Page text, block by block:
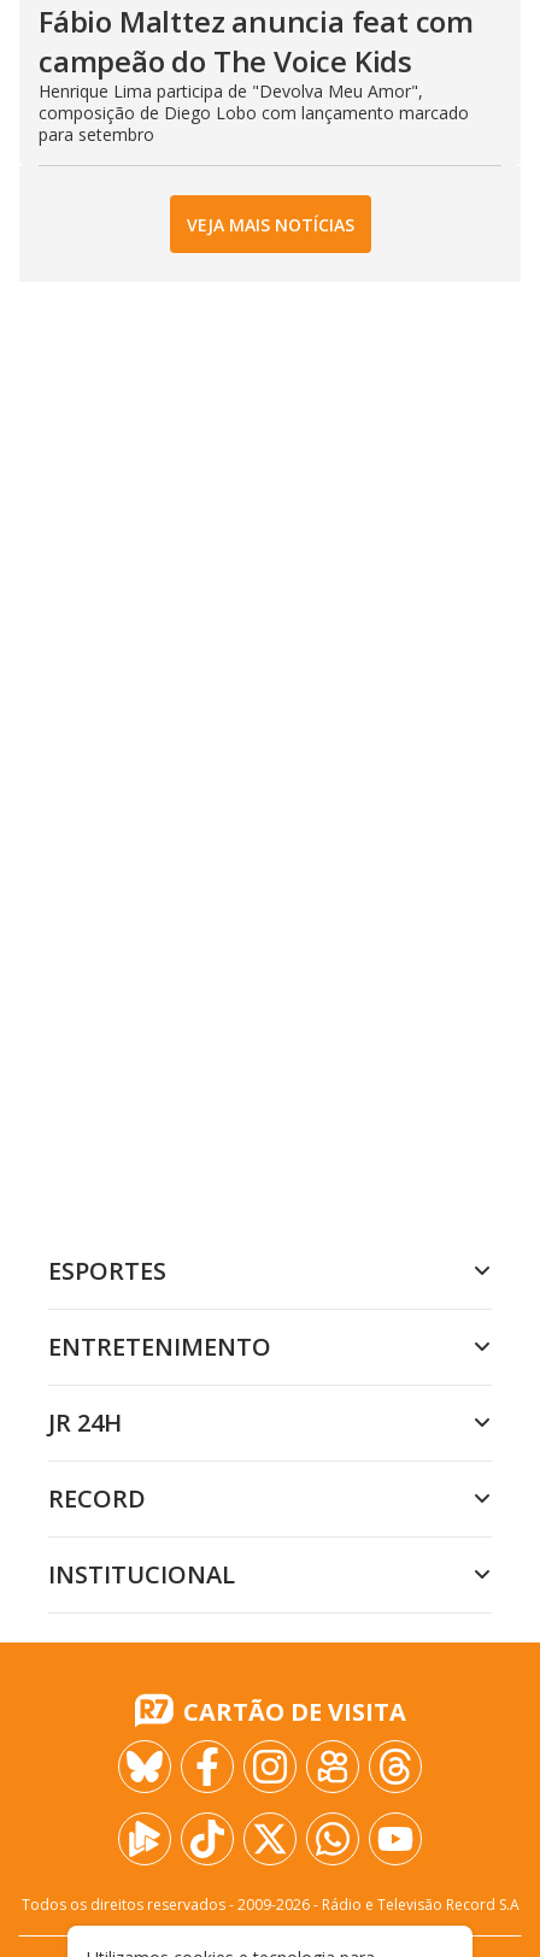
Fábio Malttez anuncia feat com
campeão do The Voice Kids
Henrique Lima participa de "Devolva Meu Amor",
composição de Diego Lobo com lançamento marcado
para setembro
VEJA MAIS NOTÍCIAS
ESPORTES
ENTRETENIMENTO
JR 24H
RECORD
INSTITUCIONAL
CARTÃO DE VISITA
Todos os direitos reservados - 2009-2026- Rádio e Televisão Record S.A